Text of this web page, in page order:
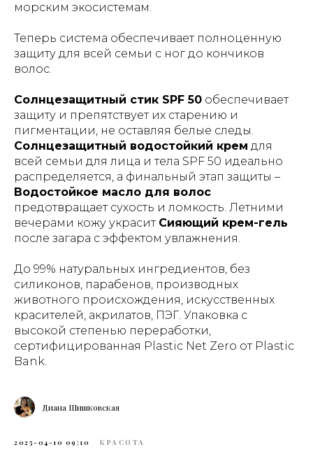
морским экосистемам.
Теперь система обеспечивает полноценную
защиту для всей семьи с ног до кончиков
волос.
Солнцезащитный стик SPF 50 обеспечивает
защиту и препятствует их старению и
пигментации, не оставляя белые следы.
Солнцезащитный водостойкий крем для
всей семьи для лица и тела SPF 50 идеально
распределяется, а финальный этап защиты –
Водостойкое масло для волос
предотвращает сухость и ломкость. Летними
вечерами кожу украсит Сияющий крем-гель
после загара с эффектом увлажнения.
До 99% натуральных ингредиентов, без
силиконов, парабенов, производных
животного происхождения, искусственных
красителей, акрилатов, ПЭГ. Упаковка с
высокой степенью переработки,
сертифицированная Plastic Net Zero от Plastic
Bank.
Диана Шишковская
2025-04-10 09:10 КРАСОТА